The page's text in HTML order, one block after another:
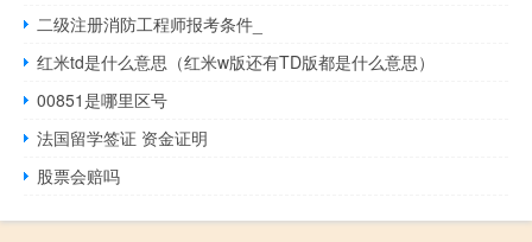
二级注册消防工程师报考条件_
红米td是什么意思（红米w版还有TD版都是什么意思）
00851是哪里区号
法国留学签证 资金证明
股票会赔吗